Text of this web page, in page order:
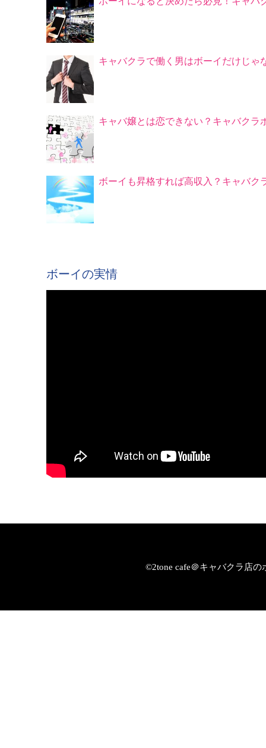
キャバクラで働く男はボーイだけじゃ
キャバ嬢とは恋できない？キャバクラ
ボーイも昇格すれば高収入？キャバク
ボーイの実情
©2tone cafe＠キャバクラ店